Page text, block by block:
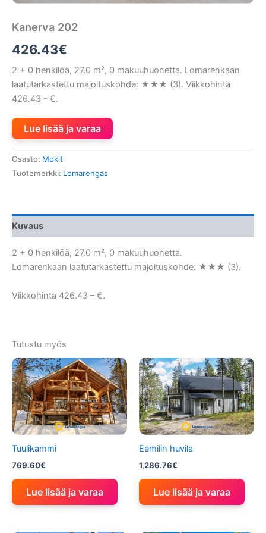
Kanerva 202
426.43€
2 + 0 henkilöä, 27.0 m², 0 makuuhuonetta. Lomarenkaan
laatutarkastettu majoituskohde: ★★★ (3). Viikkohinta
426.43 - €.
Lue lisää ja varaa
Osasto: Mokit
Tuotemerkki: Lomarengas
Kuvaus
2 + 0 henkilöä, 27.0 m², 0 makuuhuonetta.
Lomarenkaan laatutarkastettu majoituskohde: ★★★ (3).
Viikkohinta 426.43 – €.
Tutustu myös
Tuulikammi
769.60€
Lue lisää ja varaa
Eemilin huvila
1,286.76€
Lue lisää ja varaa